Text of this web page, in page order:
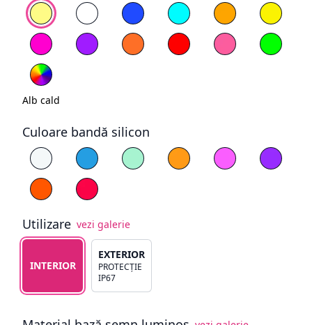
Alege culoare
Alb cald Alb rece Albastru Cyan Galben
Magenta
Mov PortocaliuRoșu Roz deschisVerde
RGB
Alb cald
Culoare bandă silicon
Alege culoare silicon
Alb Albastru Cyan Galben Magenta
Mov
PortocaliuRoșu
Utilizare vezi galerie
Alege tipul de utilizare
INTERIOR
EXTERIOR
PROTECȚIE
IP67